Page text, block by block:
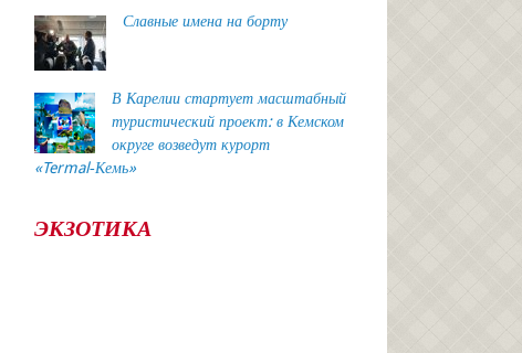
Славные имена на борту
В Карелии стартует масштабный
туристический проект: в Кемском
округе возведут курорт
«Termal‑Кемь»
ЭКЗОТИКА